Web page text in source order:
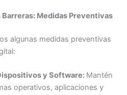
Medidas Preventivas
algunas medidas preventivas
y Software: Mantén
operativos, aplicaciones y